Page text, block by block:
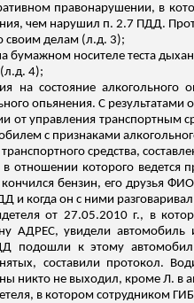
правонарушении, в
чем нарушил п. 2.7 ПДД.
своим делам (л.д. 3);
бумажном носителе теста
л.д. 4);
на состояние
опьянения. С результатами
от управления транспортным
с признаками
средства,
отношении которого
бензин, его друзья ФИО
и когда он с ними
от 27.05.2010 г., в
АДРЕС, увидели автомобиль
подошли к этому
составили протокол.
никто не выходил, кроме Л. в
в котором сотрудником